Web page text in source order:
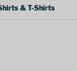
& T-Shirts